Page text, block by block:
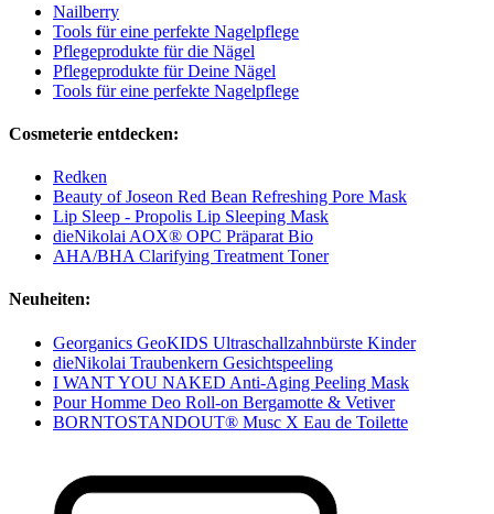
Nailberry
Tools für eine perfekte Nagelpflege
Pflegeprodukte für die Nägel
Pflegeprodukte für Deine Nägel
Tools für eine perfekte Nagelpflege
Cosmeterie entdecken:
Redken
Beauty of Joseon Red Bean Refreshing Pore Mask
Lip Sleep - Propolis Lip Sleeping Mask
dieNikolai AOX® OPC Präparat Bio
AHA/BHA Clarifying Treatment Toner
Neuheiten:
Georganics GeoKIDS Ultraschallzahnbürste Kinder
dieNikolai Traubenkern Gesichtspeeling
I WANT YOU NAKED Anti-Aging Peeling Mask
Pour Homme Deo Roll-on Bergamotte & Vetiver
BORNTOSTANDOUT® Musc X Eau de Toilette